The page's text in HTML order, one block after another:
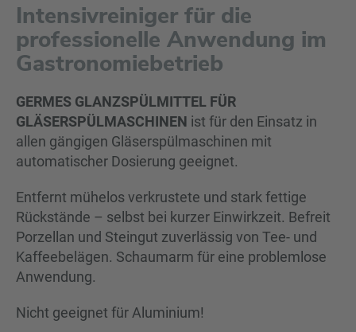
Intensivreiniger für die
professionelle Anwendung im
Gastronomiebetrieb
GERMES GLANZSPÜLMITTEL FÜR
GLÄSERSPÜLMASCHINEN ist für den Einsatz in
allen gängigen Gläserspülmaschinen mit
automatischer Dosierung geeignet.
Entfernt mühelos verkrustete und stark fettige
Rückstände – selbst bei kurzer Einwirkzeit. Befreit
Porzellan und Steingut zuverlässig von Tee- und
Kaffeebelägen. Schaumarm für eine problemlose
Anwendung.
Nicht geeignet für Aluminium!